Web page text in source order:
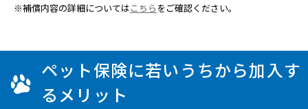
※補償内容の詳細についてはこちらをご確認ください。
ペット保険に若いうちから加入す
るメリット